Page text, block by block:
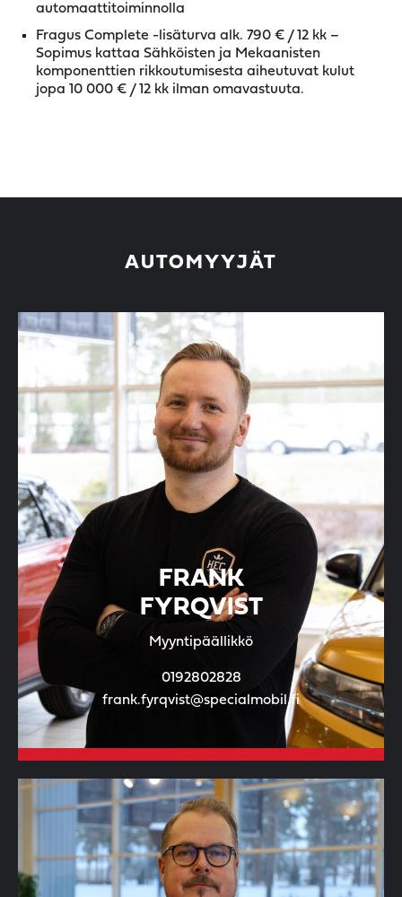
automaattitoiminnolla
Fragus Complete -lisäturva alk. 790 € / 12 kk –
Sopimus kattaa Sähköisten ja Mekaanisten
komponenttien rikkoutumisesta aiheutuvat kulut
jopa 10 000 € / 12 kk ilman omavastuuta.
AUTOMYYJÄT
FRANK
FYRQVIST
Myyntipäällikkö
0192802828
frank.fyrqvist@specialmobil.fi